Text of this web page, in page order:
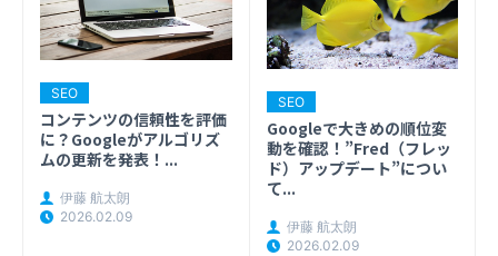
SEO
コンテンツの信頼性を評価
に？Googleがアルゴリズ
ムの更新を発表！...
伊藤 航太朗
2026.02.09
SEO
Googleで大きめの順位変
動を確認！”Fred（フレッ
ド）アップデート”につい
て...
伊藤 航太朗
2026.02.09